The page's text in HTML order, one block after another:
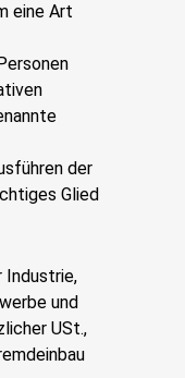
eine Art
der
Glied
Industrie,
und
USt.,